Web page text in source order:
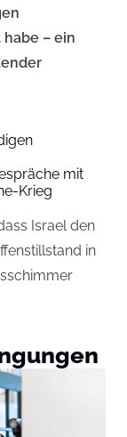
– ein
mit
Krieg
Israel den
in